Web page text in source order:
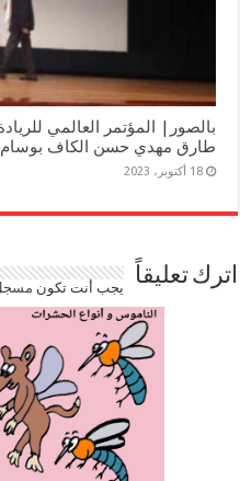
بالصور| المؤتمر العالمي للريادة
طارق مهدي حسن الكاف بوسام
18 أكتوبر، 2023
اترك تعليقاً يجب أنت تكون